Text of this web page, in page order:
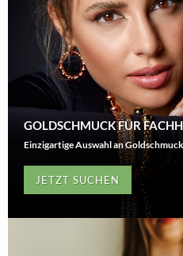
GOLDSCHMUCK FÜR
Einzigartige Auswahl an
JETZT SUCHEN